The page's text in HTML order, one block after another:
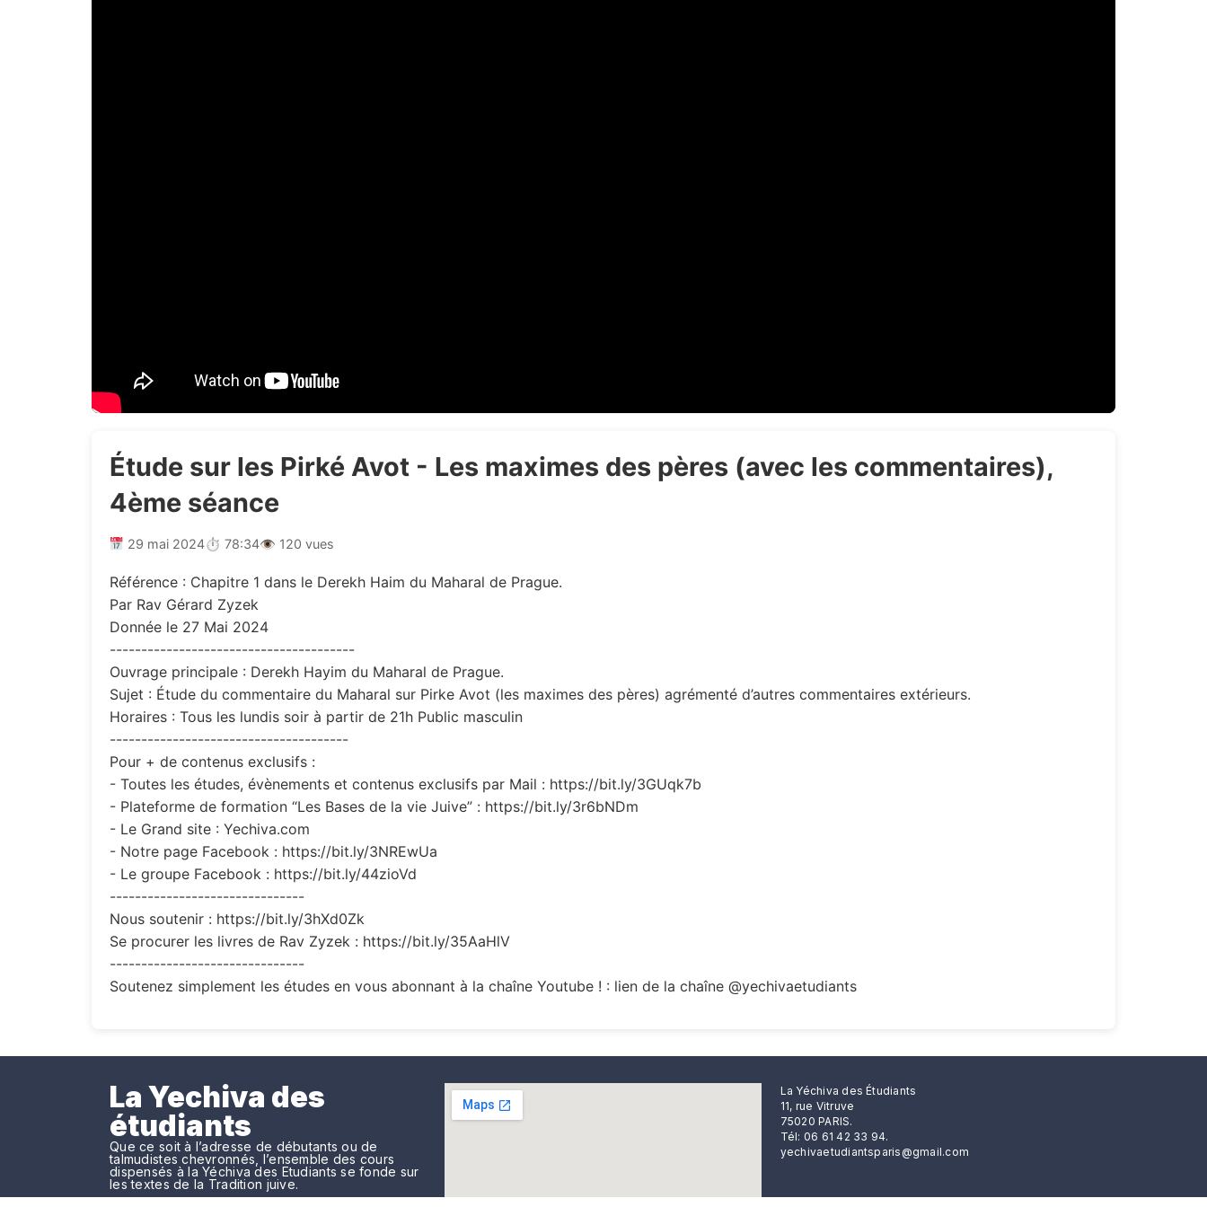
Étude sur les Pirké Avot - Les maximes des pères (avec les commentaires),
4ème séance
29 mai 2024⏱ 78:34👁 120 vues
Référence : Chapitre 1 dans le Derekh Haim du Maharal de Prague.
Par Rav Gérard Zyzek
Donnée le 27 Mai 2024
---------------------------------------
Ouvrage principale : Derekh Hayim du Maharal de Prague.
Sujet : Étude du commentaire du Maharal sur Pirke Avot (les maximes des pères) agrémenté d’autres commentaires extérieurs.
Horaires : Tous les lundis soir à partir de 21h Public masculin
--------------------------------------
Pour + de contenus exclusifs :
- Toutes les études, évènements et contenus exclusifs par Mail : https://bit.ly/3GUqk7b
- Plateforme de formation “Les Bases de la vie Juive” : https://bit.ly/3r6bNDm
- Le Grand site : Yechiva.com
- Notre page Facebook : https://bit.ly/3NREwUa
- Le groupe Facebook : https://bit.ly/44zioVd
-------------------------------
Nous soutenir : https://bit.ly/3hXd0Zk
Se procurer les livres de Rav Zyzek : https://bit.ly/35AaHlV
-------------------------------
Soutenez simplement les études en vous abonnant à la chaîne Youtube ! : lien de la chaîne @yechivaetudiants
La Yechiva des
étudiants
Que ce soit à l’adresse de débutants ou de
talmudistes chevronnés, l’ensemble des cours
dispensés à la Yéchiva des Etudiants se fonde sur
les textes de la Tradition juive.
La Yéchiva des Étudiants
11, rue Vitruve
75020 PARIS.
Tél: 06 61 42 33 94.
yechivaetudiantsparis@gmail.com